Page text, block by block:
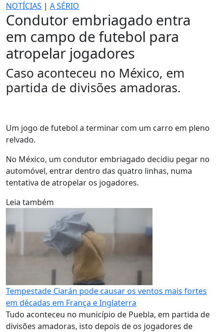
NOTÍCIAS | A SÉRIO
Condutor embriagado entra
em campo de futebol para
atropelar jogadores
Caso aconteceu no México, em
partida de divisões amadoras.
Um jogo de futebol a terminar com um carro em pleno
relvado.
No México, um condutor embriagado decidiu pegar no
automóvel, entrar dentro das quatro linhas, numa
tentativa de atropelar os jogadores.
Leia também
Tempestade Ciarán pode causar os ventos mais fortes
em décadas em França e Inglaterra
Tudo aconteceu no município de Puebla, em partida de
divisões amadoras, isto depois de os jogadores de